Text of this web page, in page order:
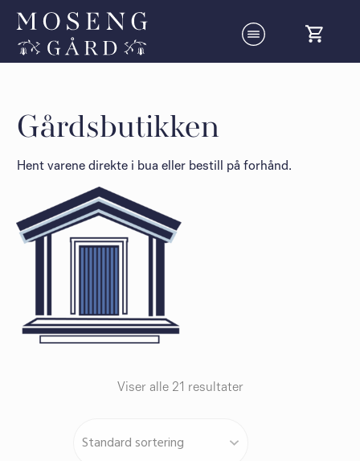
Gårdsbutikken
Hent varene direkte i bua eller bestill på forhånd.
Viser alle 21 resultater